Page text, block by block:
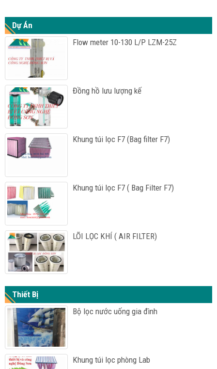
Dự Án
Flow meter 10-130 L/P LZM-25Z
Đồng hồ lưu lượng kế
Khung túi lọc F7 (Bag filter F7)
Khung túi lọc F7 ( Bag Filter F7)
LÕI LỌC KHÍ ( AIR FILTER)
Thiết Bị
Bộ lọc nước uống gia đình
Khung túi lọc phòng Lab